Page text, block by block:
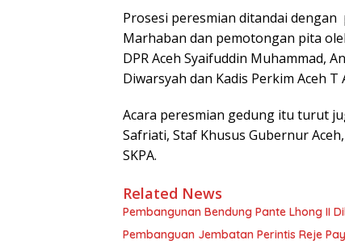
Prosesi peresmian ditandai dengan
Marhaban dan pemotongan pita
DPR Aceh Syaifuddin Muhammad,
Diwarsyah dan Kadis Perkim Aceh T
Acara peresmian gedung itu turut
Safriati, Staf Khusus Gubernur
SKPA.
Related News
Pembangunan Bendung Pante Lhong II
Pembanguan Jembatan Perintis Reje